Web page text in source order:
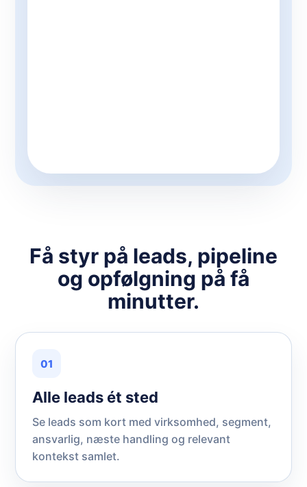
Få styr på leads, pipeline
og opfølgning på få
minutter.
01
Alle leads ét sted
Se leads som kort med virksomhed, segment,
ansvarlig, næste handling og relevant
kontekst samlet.